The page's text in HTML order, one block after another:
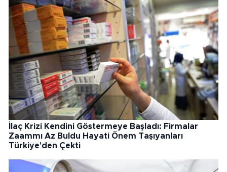
İlaç Krizi Kendini Göstermeye Başladı: Firmalar
Zaammı Az Buldu Hayati Önem Taşıyanları
Türkiye'den Çekti